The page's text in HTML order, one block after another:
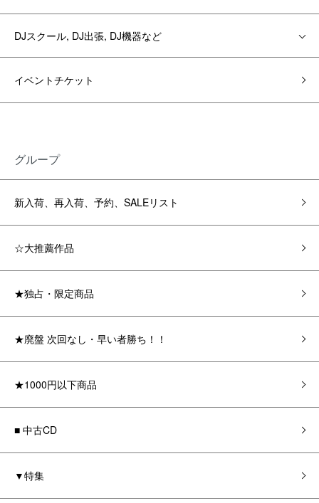
DJスクール, DJ出張, DJ機器など
イベントチケット
グループ
新入荷、再入荷、予約、SALEリスト
☆大推薦作品
★独占・限定商品
★廃盤 次回なし・早い者勝ち！！
★1000円以下商品
■ 中古CD
▼特集